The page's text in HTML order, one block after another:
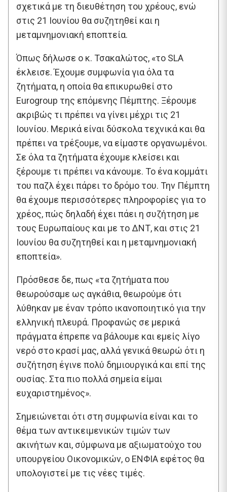
σχετικά με τη διευθέτηση του χρέους, ενώ
στις 21 Ιουνίου θα συζητηθεί και η
μεταμνημονιακή εποπτεία.
Όπως δήλωσε ο κ. Τσακαλώτος, «το SLA
έκλεισε. Έχουμε συμφωνία για όλα τα
ζητήματα, η οποία θα επικυρωθεί στο
Eurogroup της επόμενης Πέμπτης. Ξέρουμε
ακριβώς τι πρέπει να γίνει μέχρι τις 21
Ιουνίου. Μερικά είναι δύσκολα τεχνικά και θα
πρέπει να τρέξουμε, να είμαστε οργανωμένοι.
Σε όλα τα ζητήματα έχουμε κλείσει και
ξέρουμε τι πρέπει να κάνουμε. Το ένα κομμάτι
του παζλ έχει πάρει το δρόμο του. Την Πέμπτη
θα έχουμε περισσότερες πληροφορίες για το
χρέος, πώς δηλαδή έχει πάει η συζήτηση με
τους Ευρωπαίους και με το ΔΝΤ, και στις 21
Ιουνίου θα συζητηθεί και η μεταμνημονιακή
εποπτεία».
Πρόσθεσε δε, πως «τα ζητήματα που
θεωρούσαμε ως αγκάθια, θεωρούμε ότι
λύθηκαν με έναν τρόπο ικανοποιητικό για την
ελληνική πλευρά. Προφανώς σε μερικά
πράγματα έπρεπε να βάλουμε και εμείς λίγο
νερό στο κρασί μας, αλλά γενικά θεωρώ ότι η
συζήτηση έγινε πολύ δημιουργικά και επί της
ουσίας. Στα πιο πολλά σημεία είμαι
ευχαριστημένος».
Σημειώνεται ότι στη συμφωνία είναι και το
θέμα των αντικειμενικών τιμών των
ακινήτων και, σύμφωνα με αξιωματούχο του
υπουργείου Οικονομικών, ο ΕΝΦΙΑ εφέτος θα
υπολογιστεί με τις νέες τιμές.